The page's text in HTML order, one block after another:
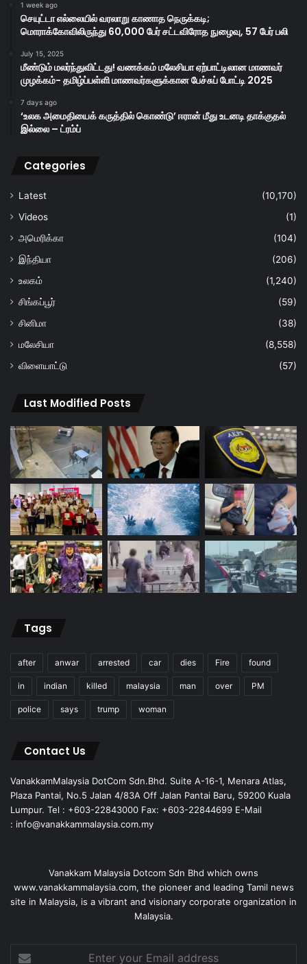
1 week ago
செயுட்டா எல்லையில் வரலாறு காணாத நெருக்கடி;
மொராக்கோவிலிருந்து 60,000 பேர் சட்டவிரோத நுழைவு, 57 பேர் பலி
July 15, 2025
மீண்டும் மலர்ந்துவிட்டது! வணக்கம் மலேசியா ஏற்பாட்டிலான மாணவர்
முழக்கம்- தமிழ்ப்பள்ளி மாணவர்களுக்கான பேச்சுப் போட்டி 2025
7 days ago
‘உலக அமைதியைக் கருத்தில் கொண்டு’ ஈரான் மீது உடனடி தாக்குதல்
இல்லை – ட்ரம்ப்
Categories
Latest
(10,170)
Videos
(1)
அமெரிக்கா
(104)
இந்தியா
(206)
உலகம்
(1,240)
சிங்கப்பூர்
(59)
சினிமா
(38)
மலேசியா
(8,558)
விளையாட்டு
(57)
Last Modified Posts
Tags
after anwar arrested car dies Fire found
in indian killed malaysia man over PM
police says trump woman
Contact Us
VanakkamMalaysia DotCom Sdn.Bhd. Suite A-16-1, Menara Atlas,
Plaza Pantai, No.5 Jalan 4/83A Off Jalan Pantai Baru, 59200 Kuala
Lumpur. Tel : +603-22843000 Fax: +603-22844699 E-Mail
: info@vanakkammalaysia.com.my
Vanakkam Malaysia Dotcom Sdn Bhd which owns
www.vanakkammalaysia.com, the pioneer and leading Tamil news
site in Malaysia, is a vibrant and visionary corporate organization in
Malaysia.